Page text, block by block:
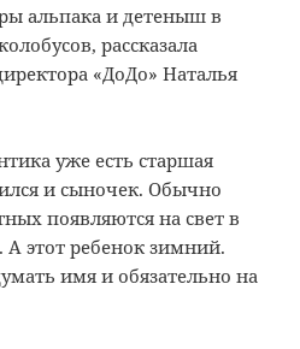
альпака и детеныш в
рассказала
«ДоДо» Наталья
уже есть старшая
и сыночек. Обычно
появляются на свет в
А этот ребенок зимний.
имя и обязательно на